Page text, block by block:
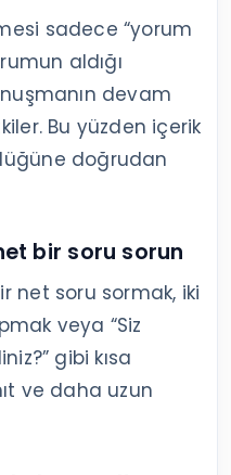
sadece “yorum
aldığı
devam
Bu yüzden içerik
doğrudan
bir soru sorun
net soru sormak, iki
veya “Siz
gibi kısa
ve daha uzun